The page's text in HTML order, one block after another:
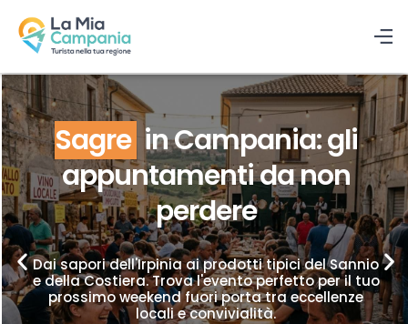
Sagre in Campania: gli
appuntamenti da non
perdere
Dai sapori dell'Irpinia ai prodotti tipici del Sannio
e della Costiera. Trova l'evento perfetto per il tuo
prossimo weekend fuori porta tra eccellenze
locali e convivialità.